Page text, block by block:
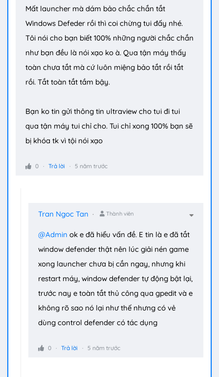
Mất launcher mà dám bảo chắc chắn tắt
Windows Defeder rồi thì coi chừng tui đấy nhé.
Tôi nói cho bạn biết 100% những người chắc chắn
như bạn đều là nói xạo ko à. Qua tận máy thấy
toàn chưa tắt mà cứ luôn miệng bảo tắt rồi tắt
rồi. Tắt toàn tắt tầm bậy.
Bạn ko tin gửi thông tin ultraview cho tui đi tui
qua tận máy tui chỉ cho. Tui chỉ xong 100% bạn sẽ
bị khóa tk vì tội nói xạo
0 Trả lời 5 năm trước
Tran Ngoc Tan Thành viên
@Admin ok e đã hiểu vấn đề. E tin là e đã tắt
window defender thật nên lúc giải nén game
xong launcher chưa bị cắn ngay, nhưng khi
restart máy, window defender tự động bật lại,
trước nay e toàn tắt thủ công qua gpedit và e
không rõ sao nó lại như thế nhưng có vẻ
dùng control defender có tác dụng
0 Trả lời 5 năm trước